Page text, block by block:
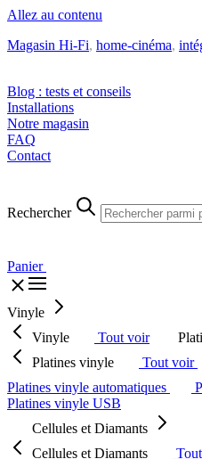
Allez au contenu
Magasin Hi-Fi, home-cinéma,
Blog : tests et conseils
Installations
Notre magasin
FAQ
Contact
Rechercher
Panier
Vinyle
Vinyle
Tout voir
Platines vinyle
Tout voir
Platines vinyle automatiques
Platines vinyle USB
Cellules et Diamants
Cellules et Diamants